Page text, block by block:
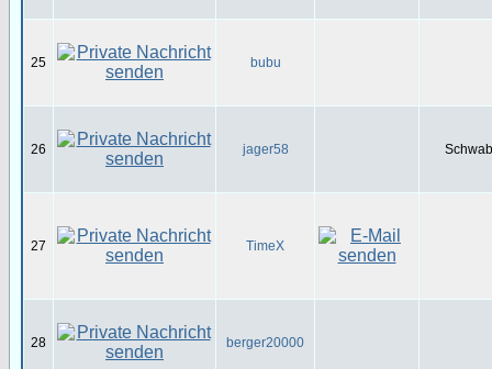
25 bubu
26 jager58
27 TimeX
28 berger20000